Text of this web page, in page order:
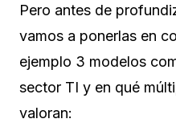
Pero antes de
vamos a ponerlas en
ejemplo 3 modelos
sector TI y en qué
valoran: